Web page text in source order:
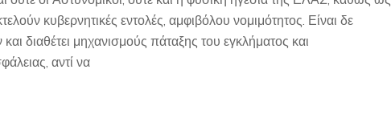
κυβερνητικές εντολές, αμφιβόλου νομιμότητος. Είναι δε
διαθέτει μηχανισμούς πάταξης του εγκλήματος και
αντί να